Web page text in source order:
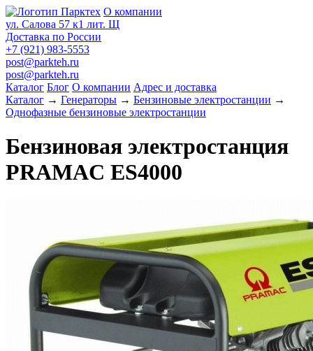
О компании
ул. Салова 57 к1 лит. Щ
Доставка по России
+7 (921) 983-5553
post@parkteh.ru
post@parkteh.ru
Каталог Блог О компании Адрес и доставка
Каталог → Генераторы → Бензиновые электростанции →
Однофазные бензиновые электростанции
Бензиновая электростанция
PRAMAC ЕS4000